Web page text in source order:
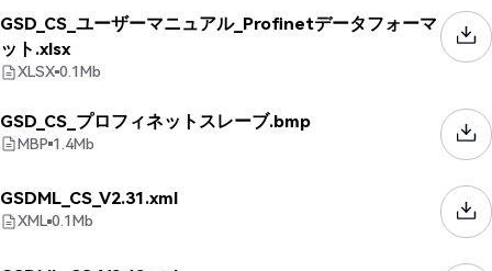
GSD_CS_ユーザーマニュアル_Profinetデータフォーマ
ット.xlsx
XLSX 0.1Mb
GSD_CS_プロフィネットスレーブ.bmp
MBP 1.4Mb
GSDML_CS_V2.31.xml
XML 0.1Mb